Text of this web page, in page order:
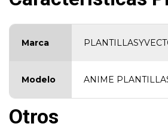
Marca
Modelo ANIME
Otros